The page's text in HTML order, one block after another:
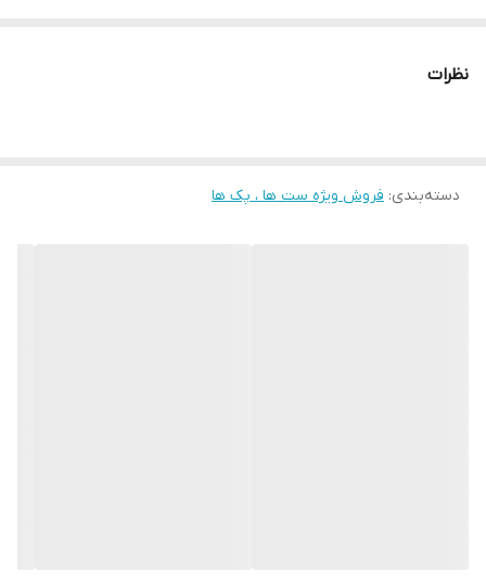
نظرات
دسته‌بندی: فروش ویژه ست ها ، پک ها